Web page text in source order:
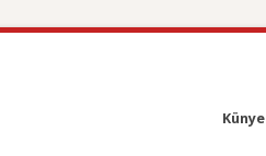
Künye